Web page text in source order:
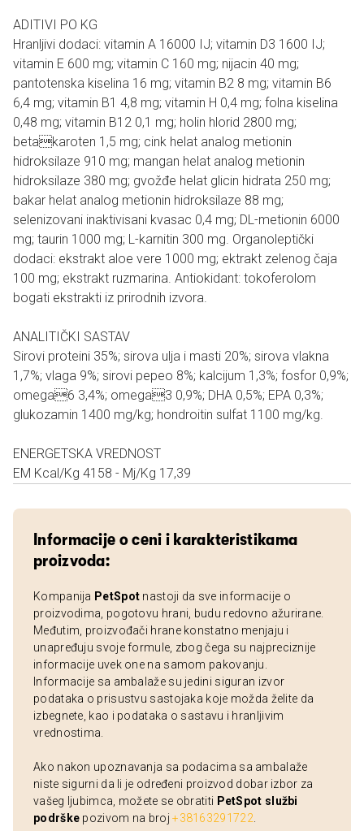
ADITIVI PO KG
Hranljivi dodaci: vitamin A 16000 IJ; vitamin D3 1600 IJ;
vitamin E 600 mg; vitamin C 160 mg; nijacin 40 mg;
pantotenska kiselina 16 mg; vitamin B2 8 mg; vitamin B6
6,4 mg; vitamin B1 4,8 mg; vitamin H 0,4 mg; folna kiselina
0,48 mg; vitamin B12 0,1 mg; holin hlorid 2800 mg;
betakaroten 1,5 mg; cink helat analog metionin
hidroksilaze 910 mg; mangan helat analog metionin
hidroksilaze 380 mg; gvožđe helat glicin hidrata 250 mg;
bakar helat analog metionin hidroksilaze 88 mg;
selenizovani inaktivisani kvasac 0,4 mg; DL-metionin 6000
mg; taurin 1000 mg; L-karnitin 300 mg. Organoleptički
dodaci: ekstrakt aloe vere 1000 mg; ektrakt zelenog čaja
100 mg; ekstrakt ruzmarina. Antiokidant: tokoferolom
bogati ekstrakti iz prirodnih izvora.
ANALITIČKI SASTAV
Sirovi proteini 35%; sirova ulja i masti 20%; sirova vlakna
1,7%; vlaga 9%; sirovi pepeo 8%; kalcijum 1,3%; fosfor 0,9%;
omega6 3,4%; omega3 0,9%; DHA 0,5%; EPA 0,3%;
glukozamin 1400 mg/kg; hondroitin sulfat 1100 mg/kg.
ENERGETSKA VREDNOST
EM Kcal/Kg 4158 - Mj/Kg 17,39
Informacije o ceni i karakteristikama
proizvoda:
Kompanija PetSpot nastoji da sve informacije o
proizvodima, pogotovu hrani, budu redovno ažurirane.
Međutim, proizvođači hrane konstatno menjaju i
unapređuju svoje formule, zbog čega su najpreciznije
informacije uvek one na samom pakovanju.
Informacije sa ambalaže su jedini siguran izvor
podataka o prisustvu sastojaka koje možda želite da
izbegnete, kao i podataka o sastavu i hranljivim
vrednostima.
Ako nakon upoznavanja sa podacima sa ambalaže
niste sigurni da li je određeni proizvod dobar izbor za
vašeg ljubimca, možete se obratiti PetSpot službi
podrške pozivom na broj+38163291722